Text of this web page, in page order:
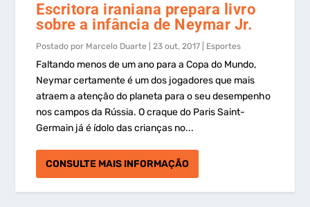
Escritora iraniana prepara livro
sobre a infância de Neymar Jr.
Postado por Marcelo Duarte |23 out, 2017 Esportes
Faltando menos de um ano para a Copa do Mundo,
Neymar certamente é um dos jogadores que mais
atraem a atenção do planeta para o seu desempenho
nos campos da Rússia. O craque do Paris Saint-
Germain já é ídolo das crianças no...
CONSULTE MAIS INFORMAÇÃO